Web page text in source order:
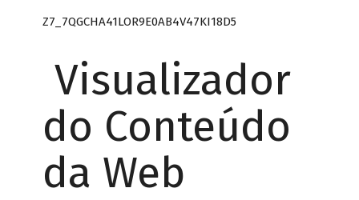
Z7_7QGCHA41LOR9E0AB4V47KI18D5
Visualizador
do Conteúdo
da Web